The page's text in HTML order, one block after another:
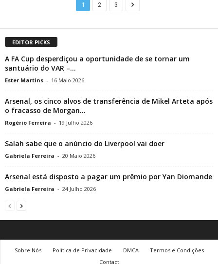
1 2 3
EDITOR PICKS
A FA Cup desperdiçou a oportunidade de se tornar um
santuário do VAR –...
Ester Martins - 16 Maio 2026
Arsenal, os cinco alvos de transferência de Mikel Arteta após
o fracasso de Morgan...
Rogério Ferreira - 19 Julho 2026
Salah sabe que o anúncio do Liverpool vai doer
Gabriela Ferreira - 20 Maio 2026
Arsenal está disposto a pagar um prêmio por Yan Diomande
Gabriela Ferreira - 24 Julho 2026
Sobre Nós Política de Privacidade DMCA
Termos e Condições
Contact